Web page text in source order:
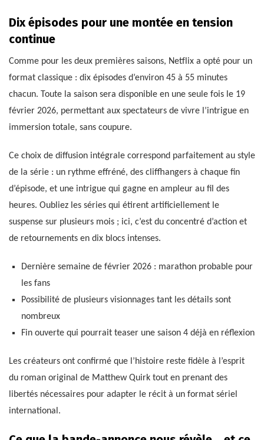
Dix épisodes pour une montée en tension
continue
Comme pour les deux premières saisons, Netflix a opté pour un
format classique : dix épisodes d’environ 45 à 55 minutes
chacun. Toute la saison sera disponible en une seule fois le 19
février 2026, permettant aux spectateurs de vivre l’intrigue en
immersion totale, sans coupure.
Ce choix de diffusion intégrale correspond parfaitement au style
de la série : un rythme effréné, des cliffhangers à chaque fin
d’épisode, et une intrigue qui gagne en ampleur au fil des
heures. Oubliez les séries qui étirent artificiellement le
suspense sur plusieurs mois ; ici, c’est du concentré d’action et
de retournements en dix blocs intenses.
Dernière semaine de février 2026 : marathon probable pour
les fans
Possibilité de plusieurs visionnages tant les détails sont
nombreux
Fin ouverte qui pourrait teaser une saison 4 déjà en réflexion
Les créateurs ont confirmé que l’histoire reste fidèle à l’esprit
du roman original de Matthew Quirk tout en prenant des
libertés nécessaires pour adapter le récit à un format sériel
international.